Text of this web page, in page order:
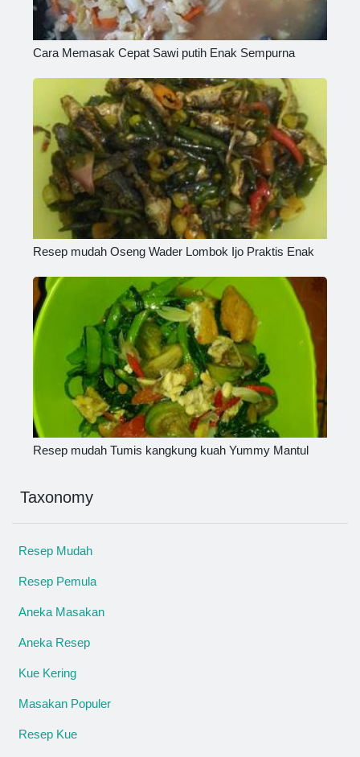
Cara Memasak Cepat Sawi putih Enak Sempurna
Resep mudah Oseng Wader Lombok Ijo Praktis Enak
Resep mudah Tumis kangkung kuah Yummy Mantul
Taxonomy
Resep Mudah
Resep Pemula
Aneka Masakan
Aneka Resep
Kue Kering
Masakan Populer
Resep Kue